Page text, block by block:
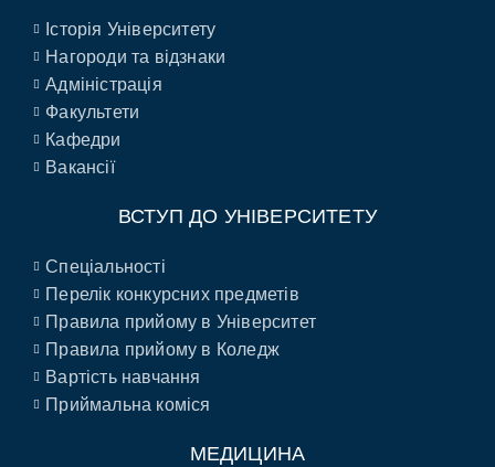
Історія Університету
Нагороди та відзнаки
Адміністрація
Факультети
Кафедри
Вакансії
ВСТУП ДО УНІВЕРСИТЕТУ
Спеціальності
Перелік конкурсних предметів
Правила прийому в Університет
Правила прийому в Коледж
Вартість навчання
Приймальна коміся
МЕДИЦИНА